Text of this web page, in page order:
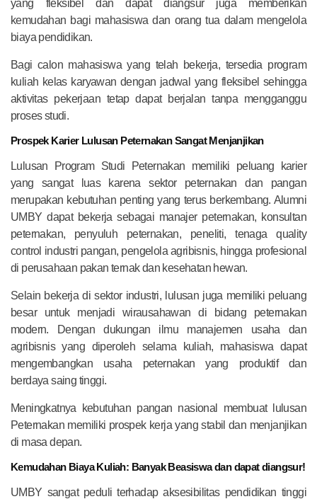
yang fleksibel dan dapat diangsur juga memberikan
kemudahan bagi mahasiswa dan orang tua dalam mengelola
biaya pendidikan.
Bagi calon mahasiswa yang telah bekerja, tersedia program
kuliah kelas karyawan dengan jadwal yang fleksibel sehingga
aktivitas pekerjaan tetap dapat berjalan tanpa mengganggu
proses studi.
Prospek Karier Lulusan Peternakan Sangat Menjanjikan
Lulusan Program Studi Peternakan memiliki peluang karier
yang sangat luas karena sektor peternakan dan pangan
merupakan kebutuhan penting yang terus berkembang. Alumni
UMBY dapat bekerja sebagai manajer peternakan, konsultan
peternakan, penyuluh peternakan, peneliti, tenaga quality
control industri pangan, pengelola agribisnis, hingga profesional
di perusahaan pakan ternak dan kesehatan hewan.
Selain bekerja di sektor industri, lulusan juga memiliki peluang
besar untuk menjadi wirausahawan di bidang peternakan
modern. Dengan dukungan ilmu manajemen usaha dan
agribisnis yang diperoleh selama kuliah, mahasiswa dapat
mengembangkan usaha peternakan yang produktif dan
berdaya saing tinggi.
Meningkatnya kebutuhan pangan nasional membuat lulusan
Peternakan memiliki prospek kerja yang stabil dan menjanjikan
di masa depan.
Kemudahan Biaya Kuliah: Banyak Beasiswa dan dapat diangsur!
UMBY sangat peduli terhadap aksesibilitas pendidikan tinggi